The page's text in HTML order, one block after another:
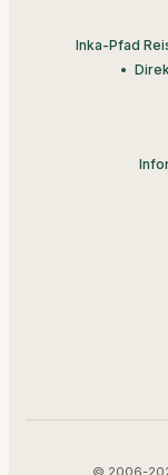
Inka-Pfad
© 2006-